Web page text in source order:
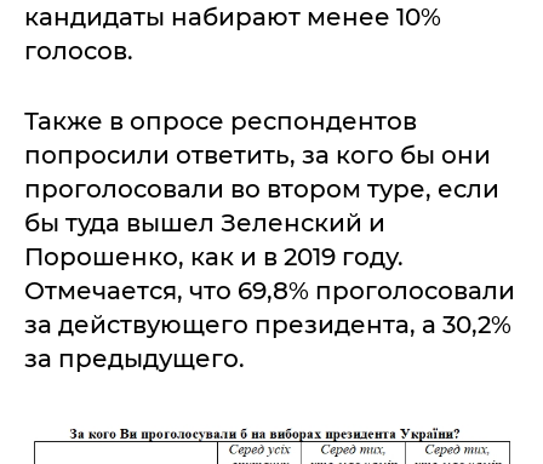
кандидаты набирают менее 10%
голосов.
Также в опросе респондентов
попросили ответить, за кого бы они
проголосовали во втором туре, если
бы туда вышел Зеленский и
Порошенко, как и в 2019 году.
Отмечается, что 69,8% проголосовали
за действующего президента, а 30,2%
за предыдущего.